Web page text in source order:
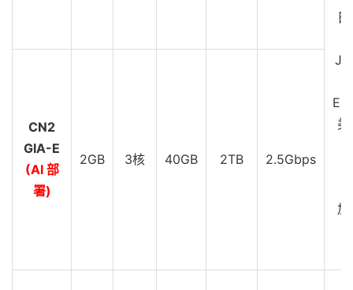
美
加
CN2
GIA-E
(AI 部
署)
2GB 3核 40GB 2TB 2.5Gbps